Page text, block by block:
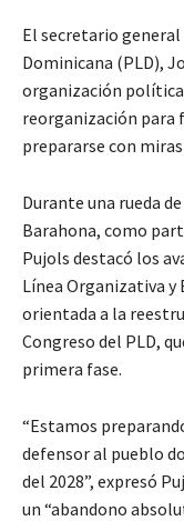
El secretario
Dominicana (PLD),
organización política
reorganización
prepararse con
Durante una rueda
Barahona, como
Pujols destacó los
Línea Organizativa
orientada a la
Congreso del PLD,
primera fase.
“Estamos
defensor al pueblo
del 2028”, expresó
un “abandono